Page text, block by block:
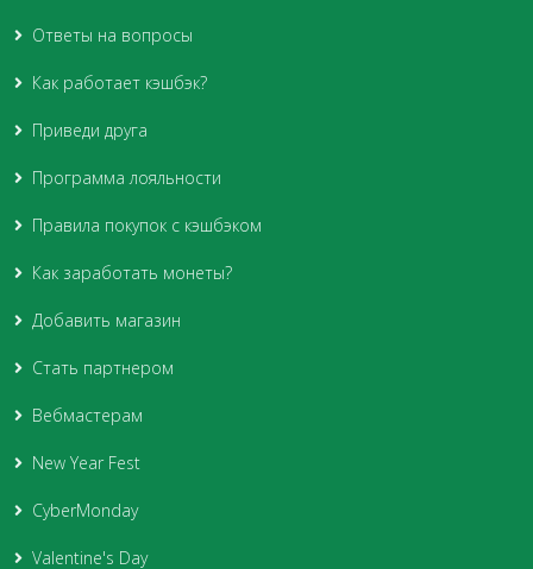
Ответы на вопросы
Как работает кэшбэк?
Приведи друга
Программа лояльности
Правила покупок с кэшбэком
Как заработать монеты?
Добавить магазин
Стать партнером
Вебмастерам
New Year Fest
CyberMonday
Valentine's Day